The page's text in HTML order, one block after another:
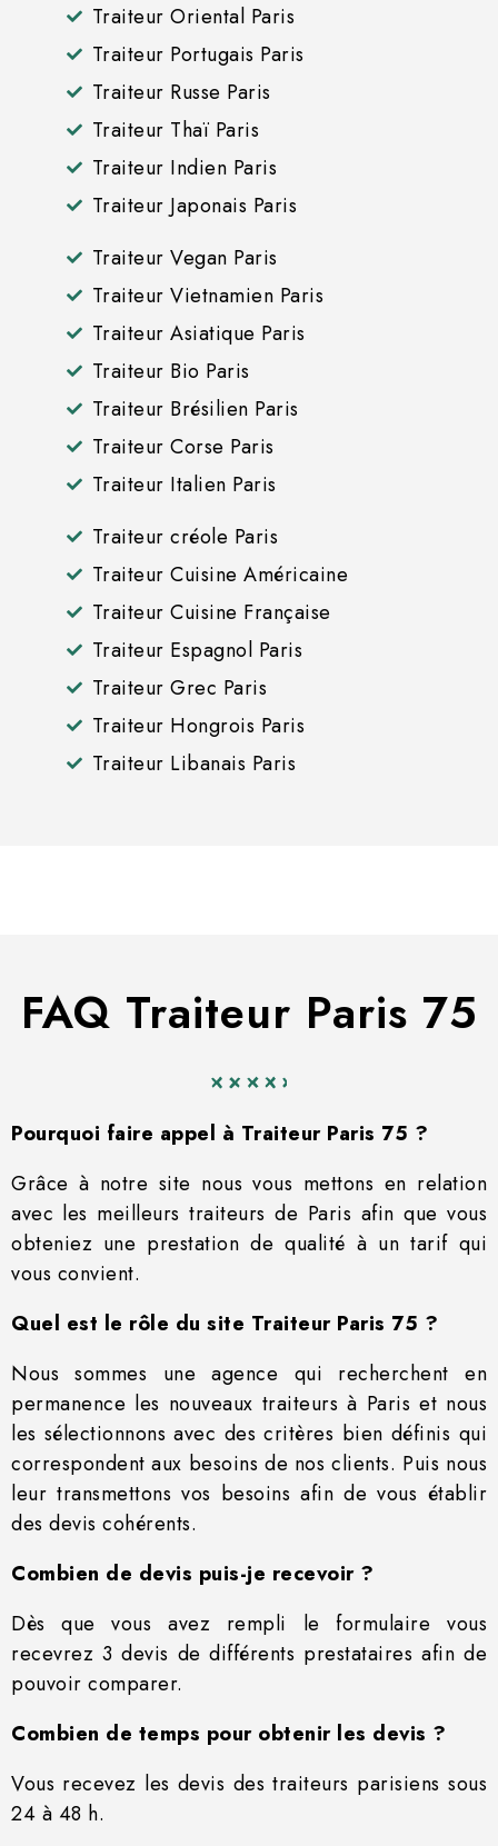
Traiteur Oriental Paris
Traiteur Portugais Paris
Traiteur Russe Paris
Traiteur Thaï Paris
Traiteur Indien Paris
Traiteur Japonais Paris
Traiteur Vegan Paris
Traiteur Vietnamien Paris
Traiteur Asiatique Paris
Traiteur Bio Paris
Traiteur Brésilien Paris
Traiteur Corse Paris
Traiteur Italien Paris
Traiteur créole Paris
Traiteur Cuisine Américaine
Traiteur Cuisine Française
Traiteur Espagnol Paris
Traiteur Grec Paris
Traiteur Hongrois Paris
Traiteur Libanais Paris
FAQ Traiteur Paris 75
Pourquoi faire appel à Traiteur Paris 75 ?
Grâce à notre site nous vous mettons en relation
avec les meilleurs traiteurs de Paris afin que vous
obteniez une prestation de qualité à un tarif qui
vous convient.
Quel est le rôle du site Traiteur Paris 75 ?
Nous sommes une agence qui recherchent en
permanence les nouveaux traiteurs à Paris et nous
les sélectionnons avec des critères bien définis qui
correspondent aux besoins de nos clients. Puis nous
leur transmettons vos besoins afin de vous établir
des devis cohérents.
Combien de devis puis-je recevoir ?
Dès que vous avez rempli le formulaire vous
recevrez 3 devis de différents prestataires afin de
pouvoir comparer.
Combien de temps pour obtenir les devis ?
Vous recevez les devis des traiteurs parisiens sous
24 à 48 h.